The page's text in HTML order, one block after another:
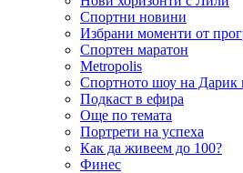
Спортни новини
Избрани моменти от
Спортен маратон
Metropolis
Спортното шоу на Дарик
Подкаст в ефира
Още по темата
Портрети на успеха
Как да живеем до 100?
Финес